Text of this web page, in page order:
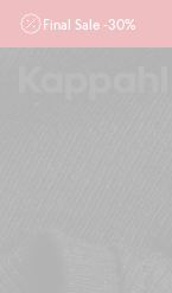
Final Sale -30%